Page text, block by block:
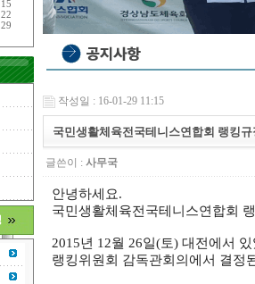
15
22
29
작성일 : 16-01-29 11:15
국민생활체육전국테니스연합회 랭킹규
글쓴이 : 사무국
안녕하세요.
국민생활체육전국테니스연합회
2015년 12월 26일(토) 대전에서
랭킹위원회 감독관회의에서 결정